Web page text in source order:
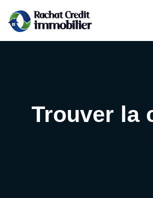
Trouver la